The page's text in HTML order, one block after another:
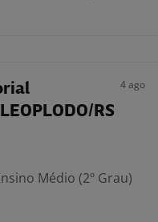
RS
4 ago
Médio (2º Grau)